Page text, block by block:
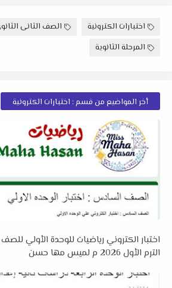
اختبارات الكترونية
الصف الثانى
المرحلة الثانوية
أخر المواضيع من قسم : اختبارات الكترونية
اختبار الكتروني رياضيات للوحدة الأولي
الترم الأول 2026 م لميس مها حسن